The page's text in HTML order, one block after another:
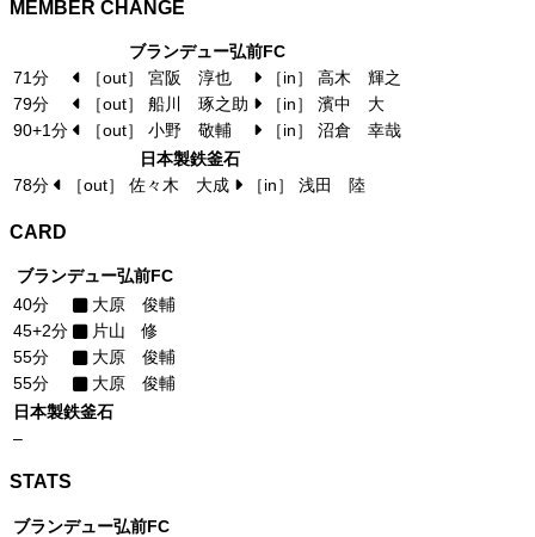
MEMBER CHANGE
ブランデュー弘前FC
71分
［out］ 宮阪 淳也
［in］ 高木 輝之
79分
［out］ 船川 琢之助
［in］ 濱中 大
90+1分
［out］ 小野 敬輔
［in］ 沼倉 幸哉
日本製鉄釜石
78分
［out］ 佐々木 大成 ［in］ 浅田 陸
CARD
ブランデュー弘前FC
40分
大原 俊輔
45+2分
片山 修
55分
大原 俊輔
55分
大原 俊輔
日本製鉄釜石
–
STATS
ブランデュー弘前FC